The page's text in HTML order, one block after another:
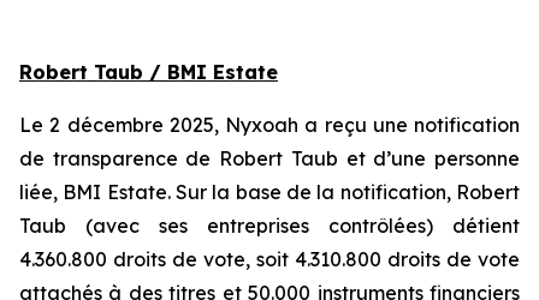
Robert Taub / BMI Estate
Le 2 décembre 2025, Nyxoah a reçu une notification
de transparence de Robert Taub et d’une personne
liée, BMI Estate. Sur la base de la notification, Robert
Taub (avec ses entreprises contrôlées) détient
4.360.800 droits de vote, soit 4.310.800 droits de vote
attachés à des titres et 50.000 instruments financiers